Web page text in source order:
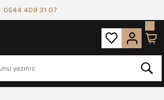
0544 409 31 07